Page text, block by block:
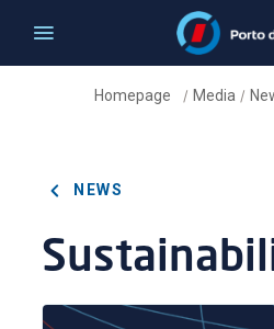
Homepage / Media /
NEWS